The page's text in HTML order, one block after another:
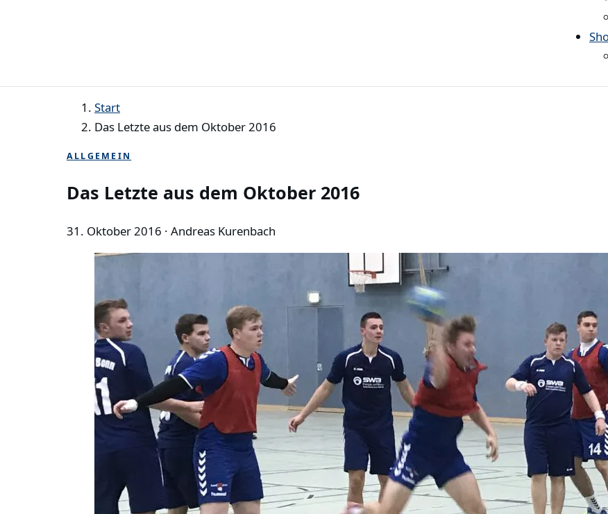
Start
Das Letzte aus dem Oktober 2016
ALLGEMEIN
Das Letzte aus dem Oktober 2016
31. Oktober 2016 · Andreas Kurenbach